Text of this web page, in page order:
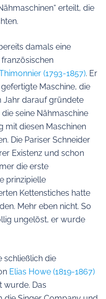
erteilt, die
damals eine
(1793-1857). Er
Maschine, die
Jahr darauf gründete
seine Nähmaschine
mit diesen Maschinen
Die Pariser Schneider
Existenz und schon
die erste
prinzipielle
Kettenstiches hatte
Mehr eben nicht. So
ungelöst, er wurde
schließlich die
Elias Howe (1819-1867)
wurde. Das